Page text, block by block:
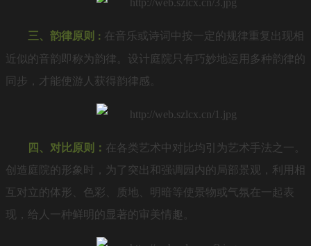
三、韵律原则 ： 在音乐或诗词中按一定的规律重复出现相
近似的音韵即称为韵律。设计庭院只有巧妙地运用多种韵律的
同步，才能使游人获得韵律感。
四、对比原则 ： 在各类艺术中对比均引为艺术手法之一。
创造庭院的形象时，为了突出和强调园内的局部景观，利用相
互对立的体形、色彩、质地、明暗等使景物或气氛在一起表
现，给人一种鲜明的显著的审美情趣。